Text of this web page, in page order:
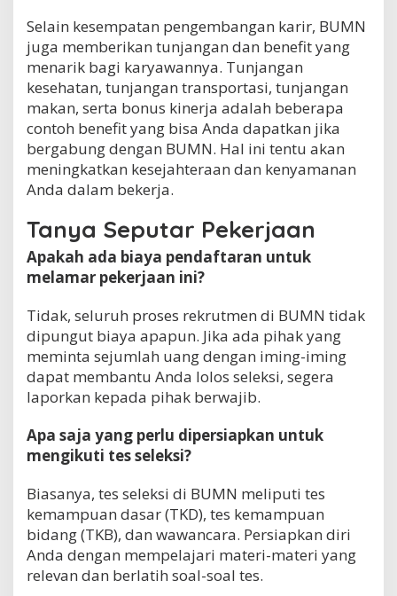
Selain kesempatan pengembangan karir, BUMN
juga memberikan tunjangan dan benefit yang
menarik bagi karyawannya. Tunjangan
kesehatan, tunjangan transportasi, tunjangan
makan, serta bonus kinerja adalah beberapa
contoh benefit yang bisa Anda dapatkan jika
bergabung dengan BUMN. Hal ini tentu akan
meningkatkan kesejahteraan dan kenyamanan
Anda dalam bekerja.
Tanya Seputar Pekerjaan
Apakah ada biaya pendaftaran untuk
melamar pekerjaan ini?
Tidak, seluruh proses rekrutmen di BUMN tidak
dipungut biaya apapun. Jika ada pihak yang
meminta sejumlah uang dengan iming-iming
dapat membantu Anda lolos seleksi, segera
laporkan kepada pihak berwajib.
Apa saja yang perlu dipersiapkan untuk
mengikuti tes seleksi?
Biasanya, tes seleksi di BUMN meliputi tes
kemampuan dasar (TKD), tes kemampuan
bidang (TKB), dan wawancara. Persiapkan diri
Anda dengan mempelajari materi-materi yang
relevan dan berlatih soal-soal tes.